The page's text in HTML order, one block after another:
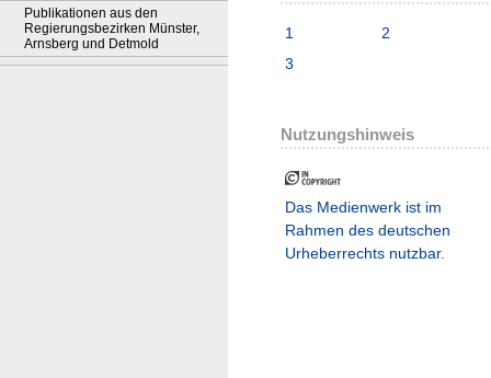
Publikationen aus den
Regierungsbezirken Münster,
Arnsberg und Detmold
1
2
3
Nutzungshinweis
Das Medienwerk ist im
Rahmen des deutschen
Urheberrechts nutzbar.